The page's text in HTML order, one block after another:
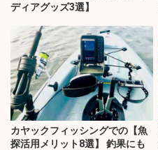
ディアグッズ3選】
カヤックフィッシングでの【魚
探活用メリット8選】 釣果にも